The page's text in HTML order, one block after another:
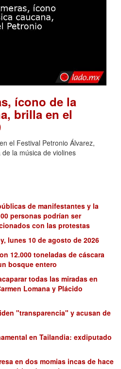
ícono de la
brilla en el
el Festival Petronio Álvarez,
la música de violines
de manifestantes y la
personas podrían ser
con las protestas
lunes 10 de agosto de 2026
12.000 toneladas de cáscara
bosque entero
todas las miradas en
Lomana y Plácido
"transparencia" y acusan de
en Tailandia: exdiputado
en dos momias incas de hace